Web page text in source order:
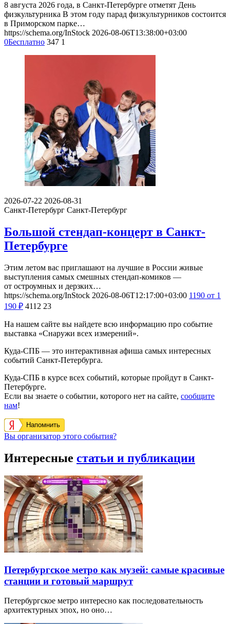
8 августа 2026 года, в Санкт-Петербурге отметят День
физкультурника В этом году парад физкультурников состоится
в Приморском парке…
https://schema.org/InStock 2026-08-06T13:38:00+03:00
0Бесплатно 347 1
2026-07-22 2026-08-31
Санкт-Петербург Санкт-Петербург
Большой стендап-концерт в Санкт-
Петербурге
Этим летом вас приглашают на лучшие в России живые
выступления самых смешных стендап-комиков —
от остроумных и дерзких…
https://schema.org/InStock 2026-08-06T12:17:00+03:00 1190 от 1
190 ₽ 4112 23
На нашем сайте вы найдете всю информацию про событие
выставка «Снаружи всех измерений».
Куда-СПБ — это интерактивная афиша самых интересных
событий Санкт-Петербурга.
Куда-СПБ в курсе всех событий, которые пройдут в Санкт-
Петербурге.
Если вы знаете о событии, которого нет на сайте, сообщите
нам!
Напомнить
Вы организатор этого события?
Интересные статьи и публикации
Петербургское метро как музей: самые красивые
станции и готовый маршрут
Петербургское метро интересно как последовательность
архитектурных эпох, но оно…